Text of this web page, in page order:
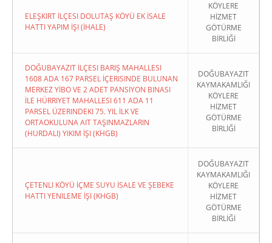
ELEŞKIRT İLÇESI DOLUTAŞ KÖYÜ EK İSALE
HATTI YAPIM İŞI (İHALE)
KÖYLERE
HİZMET
GÖTÜRME
BİRLİĞİ
DOĞUBAYAZIT İLÇESI BARIŞ MAHALLESI
1608 ADA 167 PARSEL İÇERISINDE BULUNAN
MERKEZ YİBO VE 2 ADET PANSIYON BINASI
İLE HÜRRIYET MAHALLESI 611 ADA 11
PARSEL ÜZERINDEKI 75. YIL İLK VE
ORTAOKULUNA AIT TAŞINMAZLARIN
(HURDALI) YIKIM İŞI (KHGB)
DOĞUBAYAZIT
KAYMAKAMLIĞI
KÖYLERE
HİZMET
GÖTÜRME
BİRLİĞİ
ÇETENLI KÖYÜ İÇME SUYU İSALE VE ŞEBEKE
HATTI YENILEME İŞI (KHGB)
DOĞUBAYAZIT
KAYMAKAMLIĞI
KÖYLERE
HİZMET
GÖTÜRME
BİRLİĞİ